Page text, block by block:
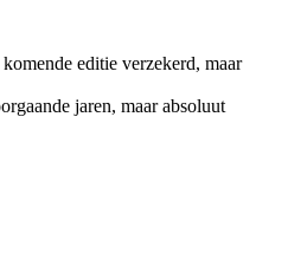
editie verzekerd, maar
jaren, maar absoluut